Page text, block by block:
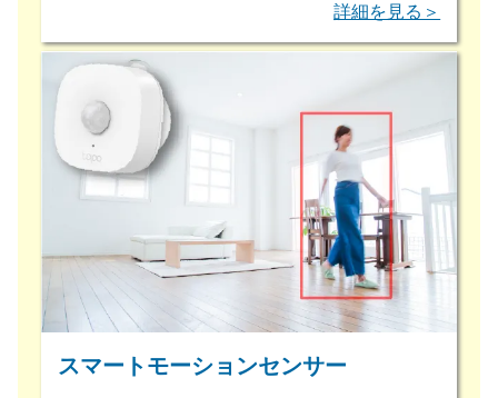
詳細を見る＞
スマートモーションセンサー